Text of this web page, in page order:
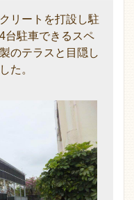
リートを打設し駐
駐車できるスペ
のテラスと目隠し
た。